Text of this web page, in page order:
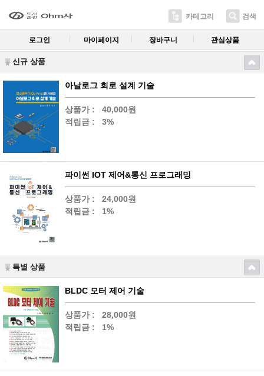
카테고리 검색
로그인 마이페이지 장바구니 관심상품
신규 상품
아날로그 회로 설계 기술
상품가 :
40,000원
적립금 :
3%
파이썬 IOT 제어&통신 프로그래밍
상품가 :
24,000원
적립금 :
1%
특별 상품
BLDC 모터 제어 기술
상품가 :
28,000원
적립금 :
1%